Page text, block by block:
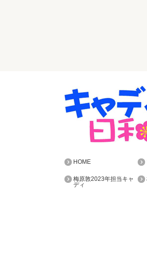
HOME
梅原敦2023年担当キャ
ディ